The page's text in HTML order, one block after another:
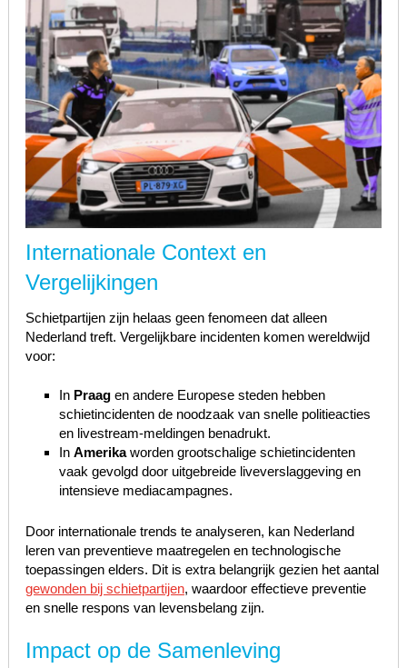
Internationale Context en
Vergelijkingen
Schietpartijen zijn helaas geen fenomeen dat alleen
Nederland treft. Vergelijkbare incidenten komen wereldwijd
voor:
In Praag en andere Europese steden hebben
schietincidenten de noodzaak van snelle politieacties
en livestream-meldingen benadrukt.
InAmerikaworden grootschalige schietincidenten
vaak gevolgd door uitgebreide liveverslaggeving en
intensieve mediacampagnes.
Door internationale trends te analyseren, kan Nederland
leren van preventieve maatregelen en technologische
toepassingen elders. Dit is extra belangrijk gezien het aantal
gewonden bij schietpartijen, waardoor effectieve preventie
en snelle respons van levensbelang zijn.
Impact op de Samenleving